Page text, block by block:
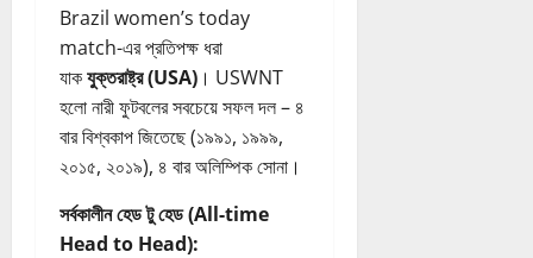
Brazil women’s today
match-এর প্রতিপক্ষ ধরা
যাকযুক্তরাষ্ট্র (USA) । USWNT
হলো নারী ফুটবলের সবচেয়ে সফল দল – ৪
বার বিশ্বকাপ জিতেছে (১৯৯১, ১৯৯৯,
২০১৫, ২০১৯), ৪ বার অলিম্পিক সোনা।
সর্বকালীন হেড টু হেড (All-time
Head to Head):